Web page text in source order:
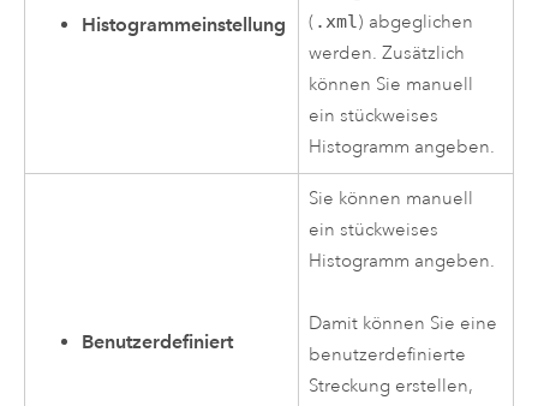
Histogrammeinstellung
( .xml ) abgeglichen
werden. Zusätzlich
können Sie manuell
ein stückweises
Histogramm angeben.
Benutzerdefiniert
Sie können manuell
ein stückweises
Histogramm angeben.
Damit können Sie eine
benutzerdefinierte
Streckung erstellen,